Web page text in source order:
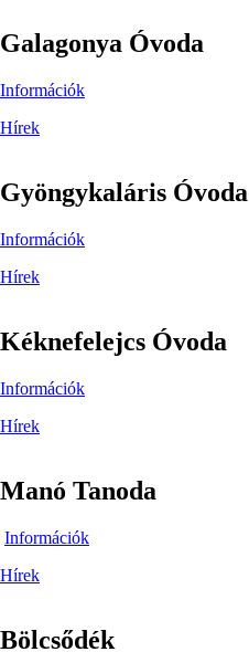
Galagonya Óvoda
Információk
Hírek
Gyöngykaláris Óvoda
Információk
Hírek
Kéknefelejcs Óvoda
Információk
Hírek
Manó Tanoda
Információk
Hírek
Bölcsődék